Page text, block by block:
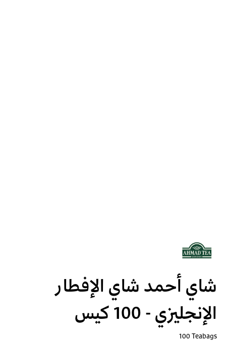
شاي أحمد شاي الإفطار
الإنجليزي - 100 كيس
100 Teabags